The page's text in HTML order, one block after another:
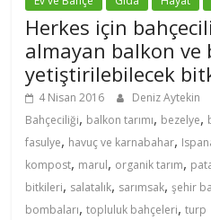
Herkes için
almayan balkon ve
yetiştirilebilecek
4 Nisan 2016 Deniz Aytekin
Bahçeciliği, balkon tarımı, bezelye,
fasulye, havuç ve karnabahar,
kompost, marul, organik tarım,
bitkileri, salatalık, sarımsak,şehir
bombaları,topluluk bahçeleri,turp